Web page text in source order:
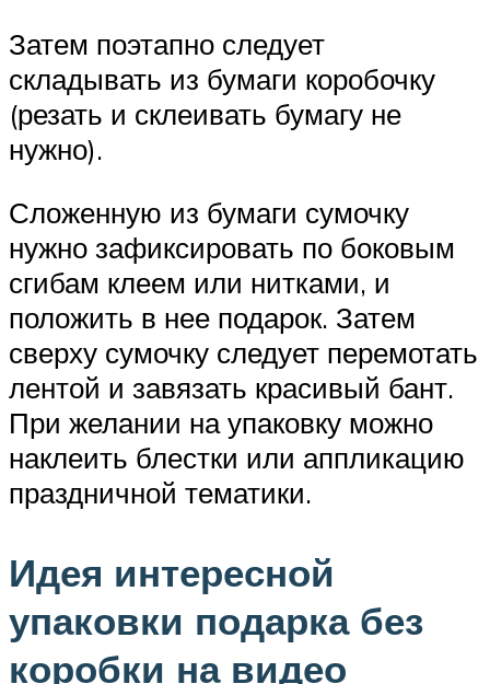
Затем поэтапно следует
складывать из бумаги коробочку
(резать и склеивать бумагу не
нужно).
Сложенную из бумаги сумочку
нужно зафиксировать по боковым
сгибам клеем или нитками, и
положить в нее подарок. Затем
сверху сумочку следует перемотать
лентой и завязать красивый бант.
При желании на упаковку можно
наклеить блестки или аппликацию
праздничной тематики.
Идея интересной
упаковки подарка без
коробки на видео